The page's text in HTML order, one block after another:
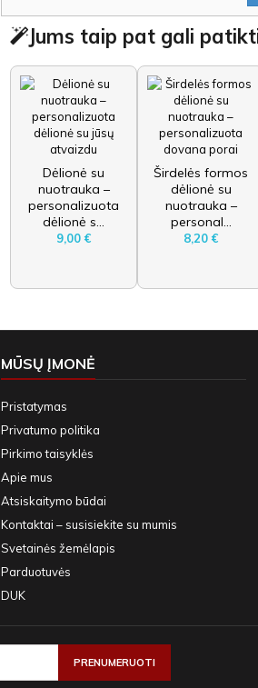
Jums taip pat gali
Dėlionė su
nuotrauka –
personalizuota
dėlionė s...
9,00 €
Širdelės formos
dėlionė su
nuotrauka –
personal...
8,20 €
MŪSŲ ĮMONĖ
Pristatymas
Privatumo politika
Pirkimo taisyklės
Apie mus
Atsiskaitymo būdai
Kontaktai – susisiekite su mumis
Svetainės žemėlapis
Parduotuvės
DUK